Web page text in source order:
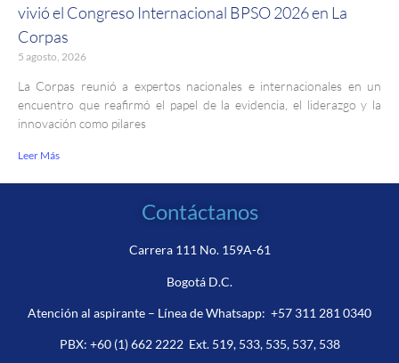
vivió el Congreso Internacional BPSO 2026 en La
Corpas
5 agosto, 2026
La Corpas reunió a expertos nacionales e internacionales en un
encuentro que reafirmó el papel de la evidencia, el liderazgo y la
innovación como pilares
Leer Más
Contáctanos
Carrera 111 No. 159A-61
Bogotá D.C.
Atención al aspirante – Línea de Whatsapp: +57 311 281 0340
PBX: +60 (1) 662 2222Ext. 519, 533, 535, 537, 538